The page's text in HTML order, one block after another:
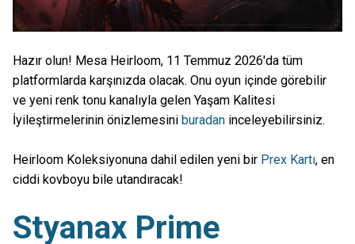
Hazır olun! Mesa Heirloom, 11 Temmuz 2026'da tüm
platformlarda karşınızda olacak. Onu oyun içinde görebilir
ve yeni renk tonu kanalıyla gelen Yaşam Kalitesi
İyileştirmelerinin önizlemesini buradan inceleyebilirsiniz.
Heirloom Koleksiyonuna dahil edilen yeni bir Prex Kartı, en
ciddi kovboyu bile utandıracak!
Styanax Prime